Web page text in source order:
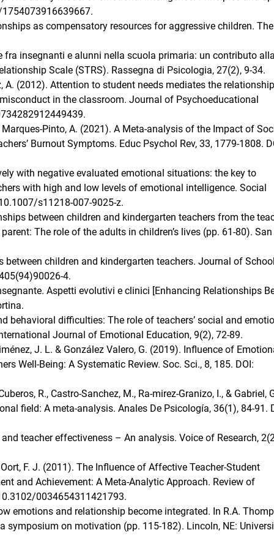
1754073916639667.
as compensatory resources for aggressive children. The
fra insegnanti e alunni nella scuola primaria: un contributo alla
Scale (STRS). Rassegna di Psicologia, 27(2), 9-34.
A. (2012). Attention to student needs mediates the relationship
in the classroom. Journal of Psychoeducational
Marques-Pinto, A. (2021). A Meta-analysis of the Impact of
Burnout Symptoms. Educ Psychol Rev, 33, 1779-1808.
with negative evaluated emotional situations: the key to
with high and low levels of emotional intelligence. Social
s11218-007-9025-z.
between children and kindergarten teachers from the
The role of the adults in children’s lives (pp. 61-80). San
between children and kindergarten teachers. Journal of School
4.
Aspetti evolutivi e clinici [Enhancing Relationships
behavioral difficulties: The role of teachers’ social and
Journal of Emotional Education, 9(2), 72-89.
J. L. & González Valero, G. (2019). Influence of
Well-Being: A Systematic Review. Soc. Sci., 8, 185. DOI:
R., Castro-Sanchez, M., Ra-mirez-Granizo, I., & Gabriel,
field: A meta-analysis. Anales De Psicología, 36(1), 84-91.
teacher effectiveness – An analysis. Voice of Research,
F. J. (2011). The Influence of Affective Teacher-Student
and Achievement: A Meta-Analytic Approach. Review of
0034654311421793.
emotions and relationship become integrated. In R.A.
symposium on motivation (pp. 115-182). Lincoln, NE: